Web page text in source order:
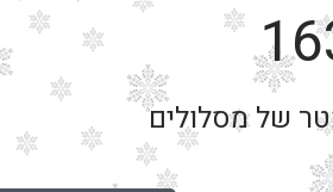
של מסלולים